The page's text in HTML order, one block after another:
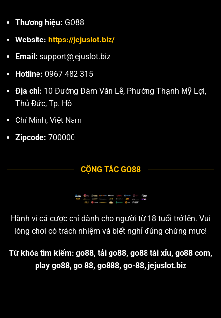
Thương hiệu: GO88
Website: https://jejuslot.biz/
Email: support@jejuslot.biz
Hotline: 0967 482 315
Địa chỉ: 10 Đường Đàm Văn Lễ, Phường Thạnh Mỹ Lợi,
Thủ Đức, Tp. Hồ
Chí Minh, Việt Nam
Zipcode: 700000
CỘNG TÁC GO88
Hành vi cá cược chỉ dành cho người từ 18 tuổi trở lên. Vui
lòng chơi có trách nhiệm và biết nghỉ đúng chừng mực!
Từ khóa tìm kiếm: go88, tải go88, go88 tài xỉu, go88 com,
play go88, go 88, go888, go-88, jejuslot.biz